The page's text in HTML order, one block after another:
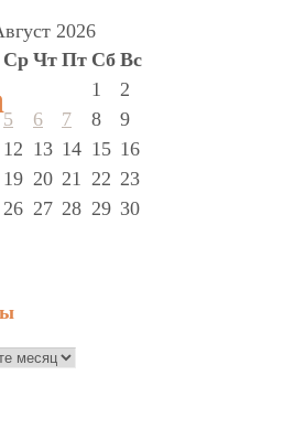
2026
Ср Чт Пт Сб Вс
1
2
5 6 7 8
9
12 13 14 15 16
19 20 21 22 23
26 27 28 29 30